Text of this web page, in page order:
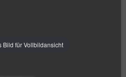
Bild für Vollbildansicht